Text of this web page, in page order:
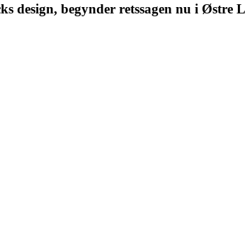
design, begynder retssagen nu i Østre